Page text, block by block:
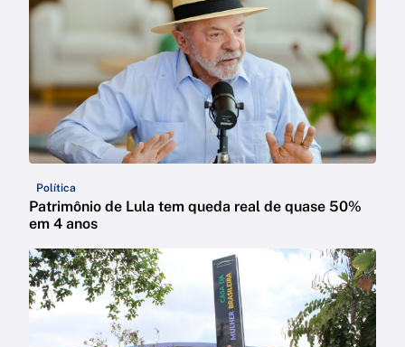
Política
Patrimônio de Lula tem queda real de quase 50%
em 4 anos